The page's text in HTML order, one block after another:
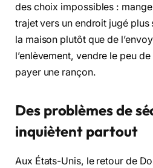
des choix impossibles :
trajet vers un endroit jugé plus
la maison plutôt que de
l’enlèvement, vendre le peu
payer une rançon.
Des problèmes de
inquiètent partout
Aux États-Unis, le retour de